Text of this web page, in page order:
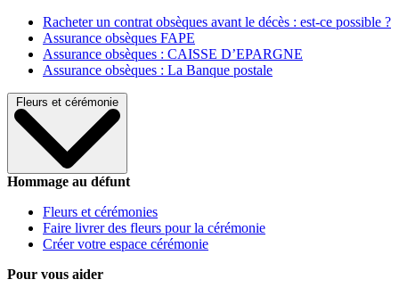
Racheter un contrat obsèques avant le décès : est-ce possible ?
Assurance obsèques FAPE
Assurance obsèques : CAISSE D’EPARGNE
Assurance obsèques : La Banque postale
Fleurs et cérémonie
Hommage au défunt
Fleurs et cérémonies
Faire livrer des fleurs pour la cérémonie
Créer votre espace cérémonie
Pour vous aider